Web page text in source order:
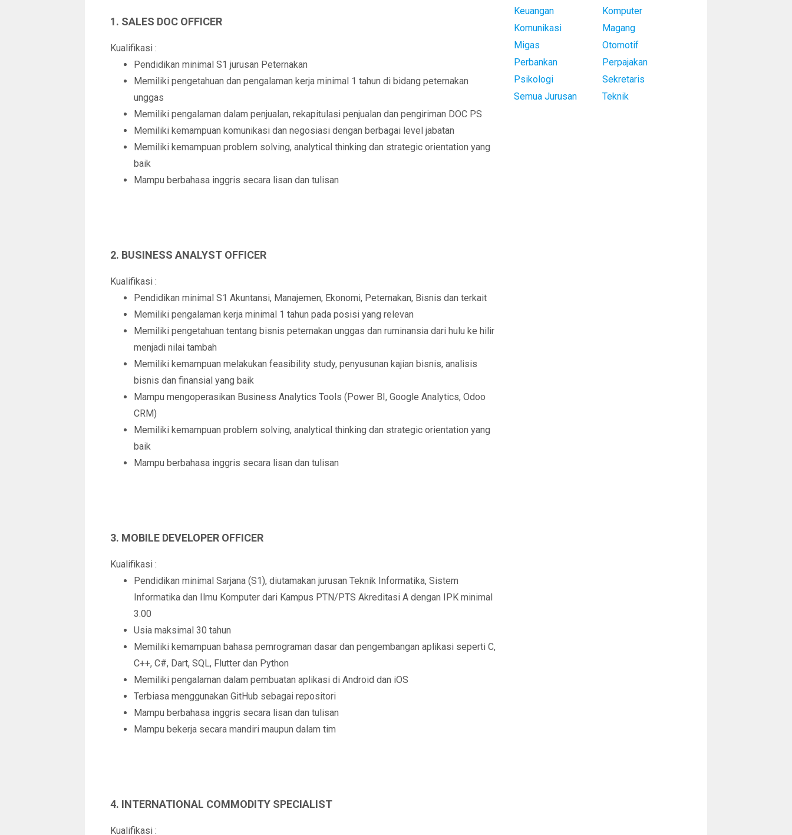
1. SALES DOC OFFICER
Kualifikasi :
Pendidikan minimal S1 jurusan Peternakan
Memiliki pengetahuan dan pengalaman kerja minimal 1 tahun di bidang peternakan
unggas
Memiliki pengalaman dalam penjualan, rekapitulasi penjualan dan pengiriman DOC PS
Memiliki kemampuan komunikasi dan negosiasi dengan berbagai level jabatan
Memiliki kemampuan problem solving, analytical thinking dan strategic orientation yang
baik
Mampu berbahasa inggris secara lisan dan tulisan
2. BUSINESS ANALYST OFFICER
Kualifikasi :
Pendidikan minimal S1 Akuntansi, Manajemen, Ekonomi, Peternakan, Bisnis dan terkait
Memiliki pengalaman kerja minimal 1 tahun pada posisi yang relevan
Memiliki pengetahuan tentang bisnis peternakan unggas dan ruminansia dari hulu ke hilir
menjadi nilai tambah
Memiliki kemampuan melakukan feasibility study, penyusunan kajian bisnis, analisis
bisnis dan finansial yang baik
Mampu mengoperasikan Business Analytics Tools (Power BI, Google Analytics, Odoo
CRM)
Memiliki kemampuan problem solving, analytical thinking dan strategic orientation yang
baik
Mampu berbahasa inggris secara lisan dan tulisan
3. MOBILE DEVELOPER OFFICER
Kualifikasi :
Pendidikan minimal Sarjana (S1), diutamakan jurusan Teknik Informatika, Sistem
Informatika dan Ilmu Komputer dari Kampus PTN/PTS Akreditasi A dengan IPK minimal
3.00
Usia maksimal 30 tahun
Memiliki kemampuan bahasa pemrograman dasar dan pengembangan aplikasi seperti C,
C++, C#, Dart, SQL, Flutter dan Python
Memiliki pengalaman dalam pembuatan aplikasi di Android dan iOS
Terbiasa menggunakan GitHub sebagai repositori
Mampu berbahasa inggris secara lisan dan tulisan
Mampu bekerja secara mandiri maupun dalam tim
4. INTERNATIONAL COMMODITY SPECIALIST
Kualifikasi :
Keuangan
Komputer
Komunikasi
Magang
Migas
Otomotif
Perbankan
Perpajakan
Psikologi
Sekretaris
Semua Jurusan
Teknik